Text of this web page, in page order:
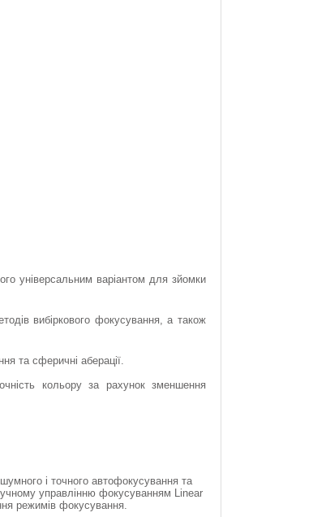
універсальним варіантом для зйомки
вибіркового фокусування, а також
та сферичні аберації.
кольору за рахунок зменшення
і точного автофокусування та
управлінню фокусуванням Linear
режимів фокусування.